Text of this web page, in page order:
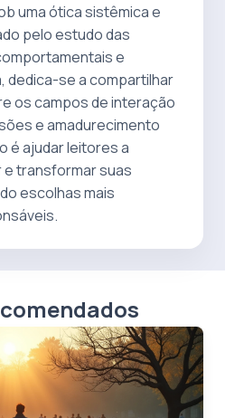
uma ótica sistêmica e
pelo estudo das
e
dedica-se a compartilhar
os campos de interação
e amadurecimento
é ajudar leitores a
transformar suas
escolhas mais